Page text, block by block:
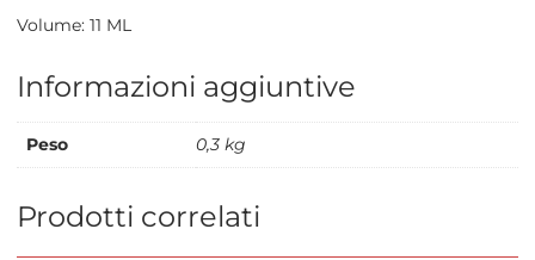
Volume: 11 ML
Informazioni aggiuntive
Peso 0,3 kg
Prodotti correlati